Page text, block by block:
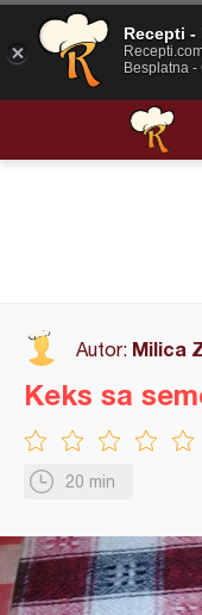
Autor: Milica
20 min
Keks sa
Recepti -
Besplatna